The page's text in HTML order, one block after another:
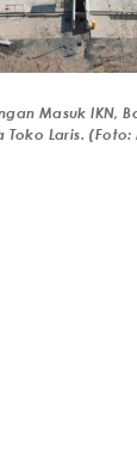
Masuk IKN,
Laris.